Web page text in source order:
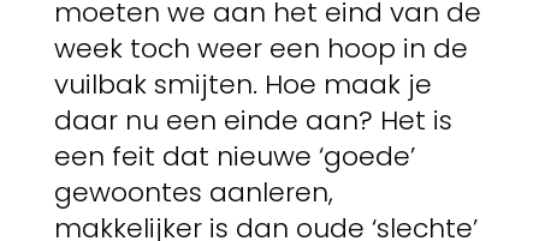
moeten we aan het eind van de
week toch weer een hoop in de
vuilbak smijten. Hoe maak je
daar nu een einde aan? Het is
een feit dat nieuwe ‘goede’
gewoontes aanleren,
makkelijker is dan oude ‘slechte’